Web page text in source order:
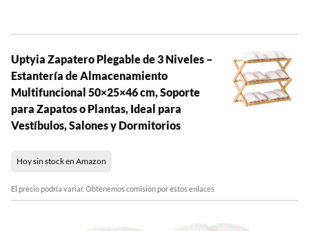
Uptyia Zapatero Plegable de 3 Niveles –
Estantería de Almacenamiento
Multifuncional 50×25×46 cm, Soporte
para Zapatos o Plantas, Ideal para
Vestíbulos, Salones y Dormitorios
Hoy sin stock en Amazon
El precio podría variar. Obtenemos comisión por estos enlaces